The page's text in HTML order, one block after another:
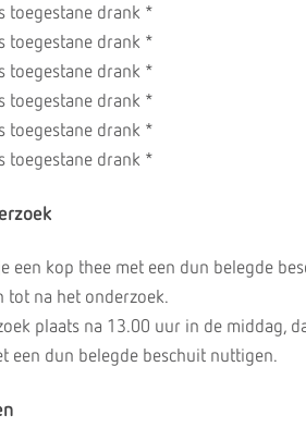
toegestane drank *
toegestane drank *
toegestane drank *
toegestane drank *
toegestane drank *
toegestane drank *
een kop thee met een dun belegde
tot na het onderzoek.
plaats na 13.00 uur in de middag,
een dun belegde beschuit nuttigen.